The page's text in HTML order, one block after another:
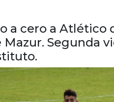
a cero a Atlético
Segunda